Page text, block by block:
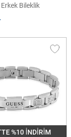
Bileklik
%10 İNDİRİM